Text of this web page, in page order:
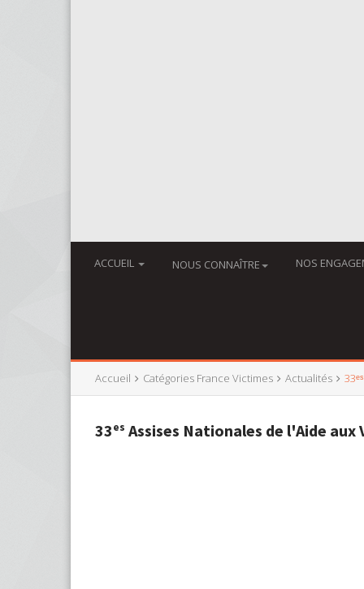
ACCUEIL NOUS CONNAÎTRE NOS
Accueil Catégories France Victimes Actualités
33ᵉˢ Assises Nationales de l'Aide aux